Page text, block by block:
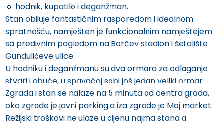
🔹️ hodnik, kupatilo i deganžman.
Stan obiluje fantastičnim rasporedom i idealnom
spratnošću, namješten je funkcionalnim namještejem
sa predivnim pogledom na Borčev stadion i šetalište
Gundulićeve ulice.
U hodniku i deganžmanu su dva ormara za odlaganje
stvari i obuće, u spavaćoj sobi još jedan veliki ormar.
Zgrada i stan se nalaze na 5 minuta od centra grada,
oko zgrade je javni parking a iza zgrade je Moj market.
Režijski troškovi ne ulaze u cijenu najma stana a